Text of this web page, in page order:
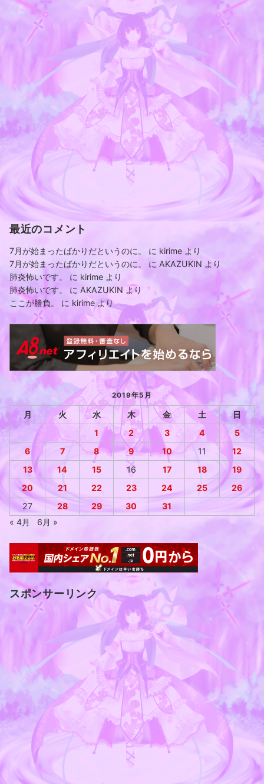
最近のコメント
7月が始まったばかりだというのに。 に kirime より
7月が始まったばかりだというのに。
に AKAZUKIN より
肺炎怖いです。
に kirime より
肺炎怖いです。
に AKAZUKIN より
ここが勝負。
に kirimeより
2019年5月
月 火 水 木 金 土
日
1
2 3 4
5
6
7 8 9 10 11
12
13
14 15 16 17 18
19
20
21 22 23 24 25
26
27
28 29 30
31
« 4月
6月 »
スポンサーリンク